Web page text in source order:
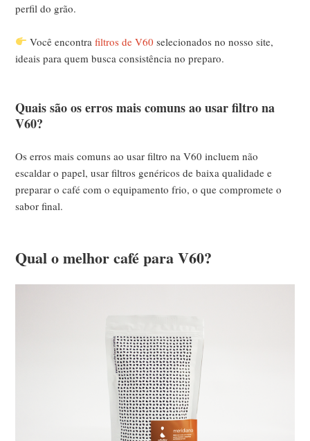
perfil do grão.
Você encontra filtros de V60 selecionados no nosso site,
ideais para quem busca consistência no preparo.
Quais são os erros mais comuns ao usar filtro na
V60?
Os erros mais comuns ao usar filtro na V60 incluem não
escaldar o papel, usar filtros genéricos de baixa qualidade e
preparar o café com o equipamento frio, o que compromete o
sabor final.
Qual o melhor café para V60?